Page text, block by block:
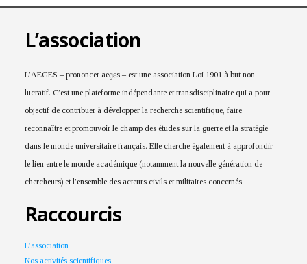
L’association
L’AEGES – prononcer aeɡɛs – est une association Loi 1901 à but non
lucratif. C’est une plateforme indépendante et transdisciplinaire qui a pour
objectif de contribuer à développer la recherche scientifique, faire
reconnaître et promouvoir le champ des études sur la guerre et la stratégie
dans le monde universitaire français. Elle cherche également à approfondir
le lien entre le monde académique (notamment la nouvelle génération de
chercheurs) et l’ensemble des acteurs civils et militaires concernés.
Raccourcis
L’association
Nos activités scientifiques